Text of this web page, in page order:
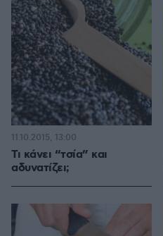
Τι κάνει “τσία” και
αδυνατίζει;
11.10.2015, 13:00